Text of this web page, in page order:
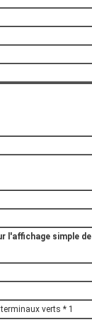
l'affichage simple de
verts * 1